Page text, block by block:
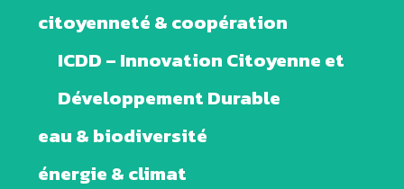
citoyenneté & coopération
ICDD – Innovation Citoyenne et
Développement Durable
eau & biodiversité
énergie & climat